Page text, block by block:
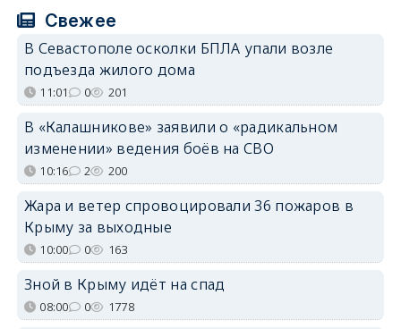
Свежее
В Севастополе осколки БПЛА упали возле
подъезда жилого дома
11:01 0 201
В «Калашникове» заявили о «радикальном
изменении» ведения боёв на СВО
10:16 2 200
Жара и ветер спровоцировали 36 пожаров в
Крыму за выходные
10:00 0 163
Зной в Крыму идёт на спад
08:00 0 1778